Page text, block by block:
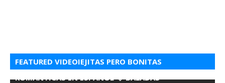
FEATURED VIDEOIEJITAS PERO BONITAS
ROMANTICAS EN ESPANOL 💘 BALADAS